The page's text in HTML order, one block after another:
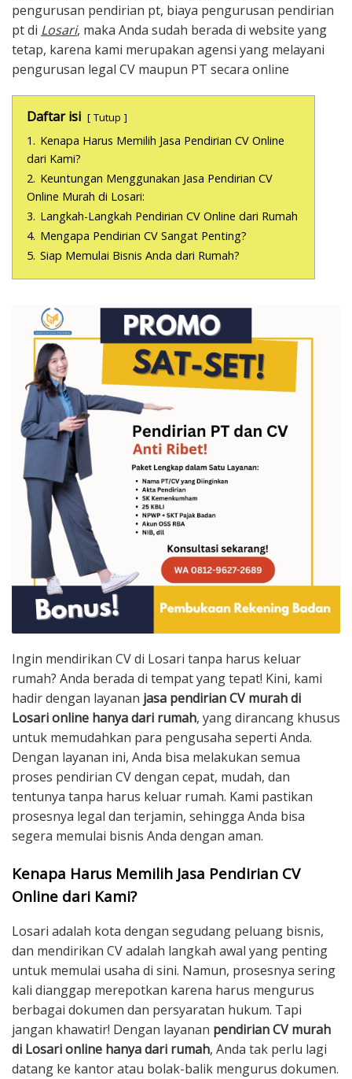
pengurusan pendirian pt, biaya pengurusan pendirian
pt di Losari, maka Anda sudah berada di website yang
tetap, karena kami merupakan agensi yang melayani
pengurusan legal CV maupun PT secara online
Daftar isi Tutup
1. Kenapa Harus Memilih Jasa Pendirian CV Online
dari Kami?
2. Keuntungan Menggunakan Jasa Pendirian CV
Online Murah di Losari:
3. Langkah-Langkah Pendirian CV Online dari Rumah
4. Mengapa Pendirian CV Sangat Penting?
5. Siap Memulai Bisnis Anda dari Rumah?
Ingin mendirikan CV di Losari tanpa harus keluar
rumah? Anda berada di tempat yang tepat! Kini, kami
hadir dengan layanan jasa pendirian CV murah di
Losari online hanya dari rumah, yang dirancang khusus
untuk memudahkan para pengusaha seperti Anda.
Dengan layanan ini, Anda bisa melakukan semua
proses pendirian CV dengan cepat, mudah, dan
tentunya tanpa harus keluar rumah. Kami pastikan
prosesnya legal dan terjamin, sehingga Anda bisa
segera memulai bisnis Anda dengan aman.
Kenapa Harus Memilih Jasa Pendirian CV
Online dari Kami?
Losari adalah kota dengan segudang peluang bisnis,
dan mendirikan CV adalah langkah awal yang penting
untuk memulai usaha di sini. Namun, prosesnya sering
kali dianggap merepotkan karena harus mengurus
berbagai dokumen dan persyaratan hukum. Tapi
jangan khawatir! Dengan layanan pendirian CV murah
di Losari online hanya dari rumah, Anda tak perlu lagi
datang ke kantor atau bolak-balik mengurus dokumen.